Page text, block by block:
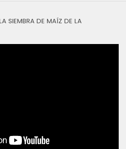
SIEMBRA DE MAÍZ DE LA